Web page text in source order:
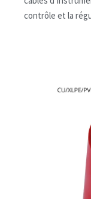
contrôle et la